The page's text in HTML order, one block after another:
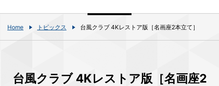
Home トピックス 台風クラブ 4Kレストア版［名画座2本立て］
台風クラブ 4Kレストア版［名画座2